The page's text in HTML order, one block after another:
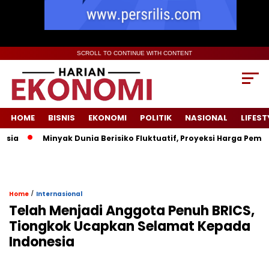
SCROLL TO CONTINUE WITH CONTENT
HOME BISNIS EKONOMI POLITIK NASIONAL
Minyak Dunia Berisiko Fluktuatif, Proyeksi Harga
Home / Internasional
Telah Menjadi Anggota Penuh BRICS,
Tiongkok Ucapkan Selamat Kepada
Indonesia